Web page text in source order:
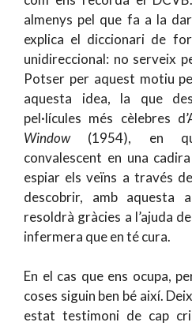
almenys pel que fa a la
explica el diccionari de
unidireccional: no serveix
Potser per aquest motiu
aquesta idea, la que
pel·lícules més cèlebres
Window(1954), en
convalescent en una
espiar els veïns a través
descobrir, amb aquesta
resoldrà gràcies a l’ajuda
infermera que en té cura.
En el cas que ens ocupa,
coses siguin ben bé així.
estat testimoni de cap